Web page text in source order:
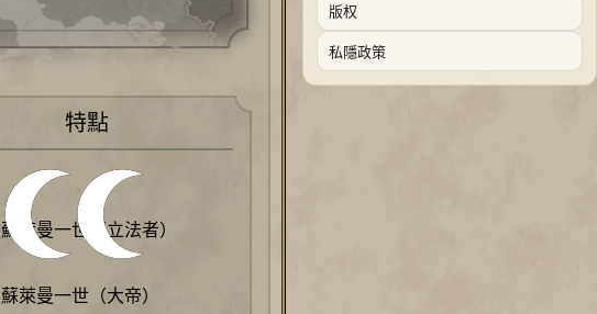
特點
蘇萊曼一世（立法者）
蘇萊曼一世（大帝）
版权
私隱政策